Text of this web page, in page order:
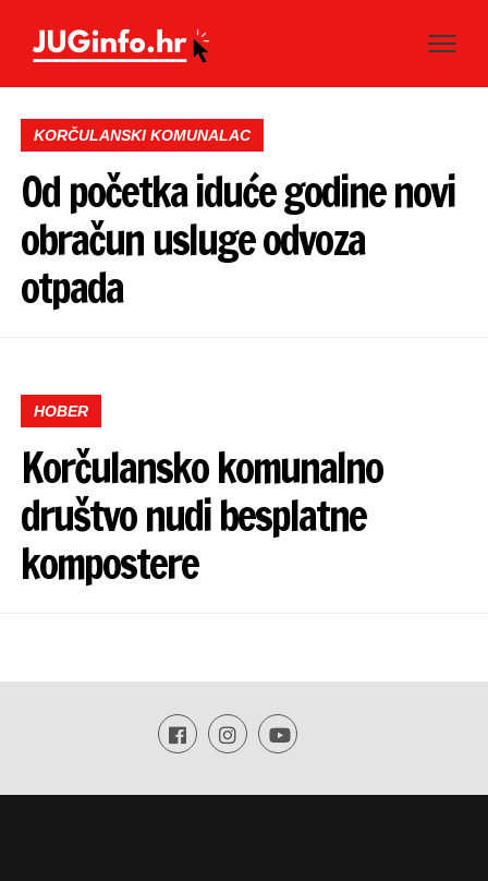
KORČULANSKI KOMUNALAC
Od početka iduće godine novi
obračun usluge odvoza
otpada
HOBER
Korčulansko komunalno
društvo nudi besplatne
kompostere